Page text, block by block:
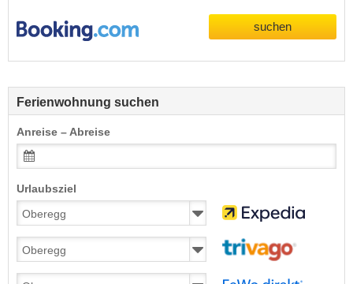
suchen
Ferienwohnung suchen
Anreise – Abreise
Urlaubsziel